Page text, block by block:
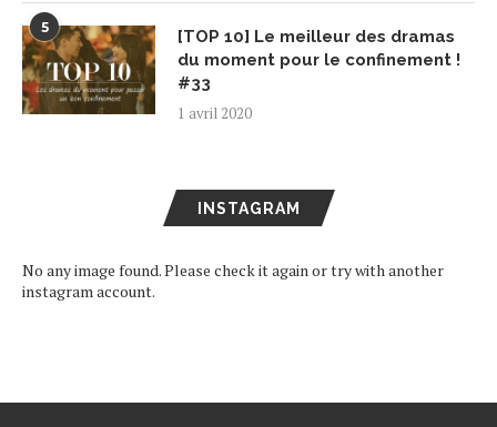
5
[TOP 10] Le meilleur des dramas
du moment pour le confinement !
#33
1 avril 2020
INSTAGRAM
No any image found. Please check it again or try with another
instagram account.